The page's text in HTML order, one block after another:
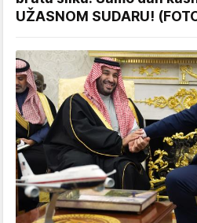
UŽASNOM SUDARU!